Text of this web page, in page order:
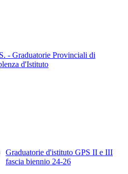
- Graduatorie Provinciali di
d'Istituto
Graduatorie d'istituto GPS II e III
fascia biennio 24-26